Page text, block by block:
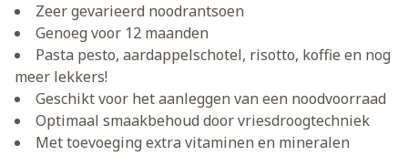
Zeer gevarieerd noodrantsoen
Genoeg voor 12 maanden
Pasta pesto, aardappelschotel, risotto, koffie en nog
meer lekkers!
Geschikt voor het aanleggen van een noodvoorraad
Optimaal smaakbehoud door vriesdroogtechniek
Met toevoeging extra vitaminen en mineralen